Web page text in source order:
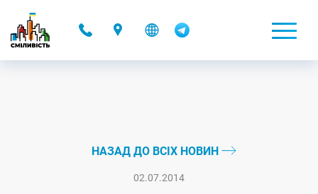
НАЗАД ДО ВСІХ НОВИН
02.07.2014